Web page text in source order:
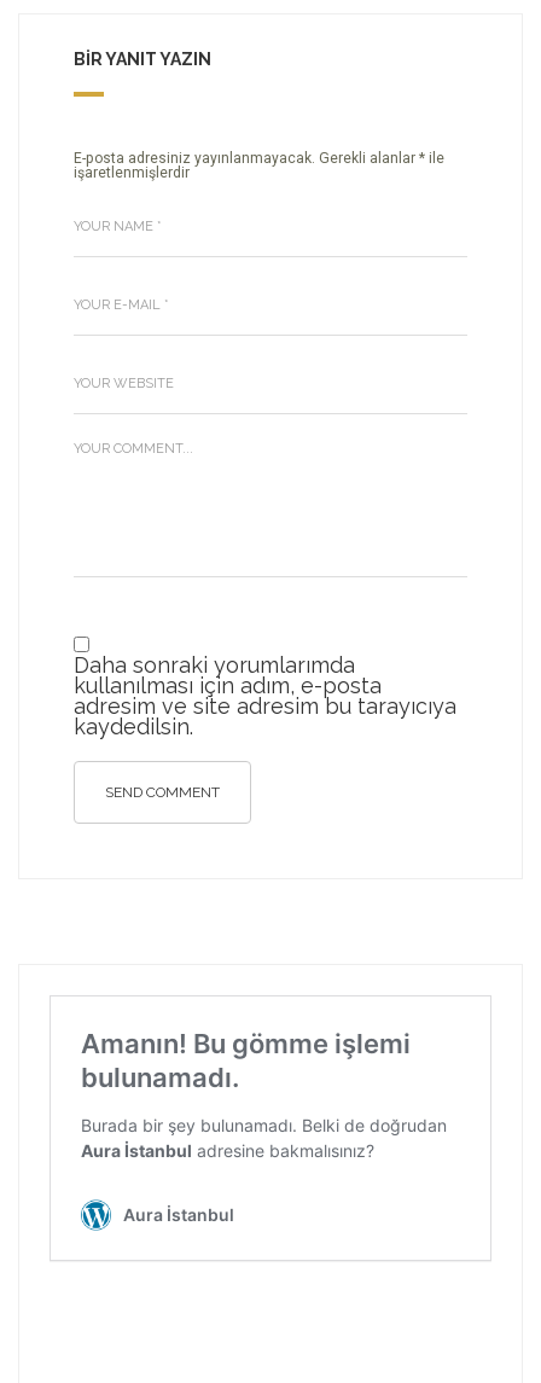
BIR YANIT YAZIN
E-posta adresiniz yayınlanmayacak. Gerekli alanlar * ile
işaretlenmişlerdir
Daha sonraki yorumlarımda
kullanılması için adım, e-posta
adresim ve site adresim bu tarayıcıya
kaydedilsin.
SEND COMMENT